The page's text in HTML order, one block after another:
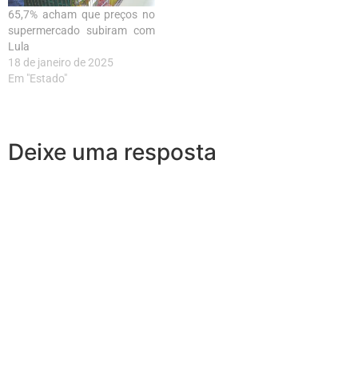
65,7% acham que preços no
supermercado subiram com
Lula
18 de janeiro de 2025
Em "Estado"
Deixe uma resposta